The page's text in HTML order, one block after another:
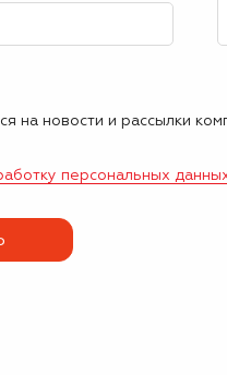
на новости и рассылки
персональных